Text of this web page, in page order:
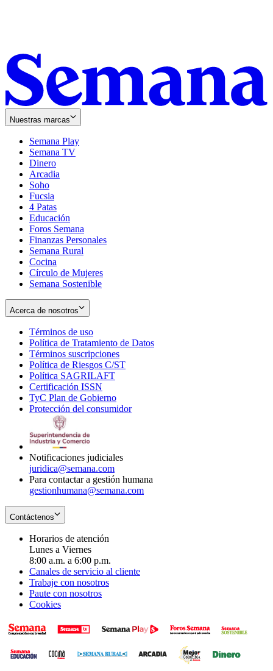
Nuestras marcas
Semana Play
Semana TV
Dinero
Arcadia
Soho
in
new
window
Fucsia
in
new
window
4 Patas
Educación
Foros Semana
Finanzas Personales
Semana Rural
Cocina
Círculo de Mujeres
Semana Sostenible
Acerca de nosotros
Términos de uso
in
new
window
Política de Tratamiento de Datos
Términos suscripciones
in
Política de Riesgos C/ST
Política SAGRILAFT
new
window
Certificación ISSN
in
new
TyC Plan de Gobierno
in
Protección del consumidorOpens
Notificaciones judiciales
juridica@semana.com
Para contactar a gestión humana
gestionhumana@semana.com
Contáctenos
Horarios de atención
Lunes a Viernes
8:00 a.m. a 6:00 p.m.
Canales de servicio al cliente
Trabaje con nosotros
Paute con nosotros
Cookies